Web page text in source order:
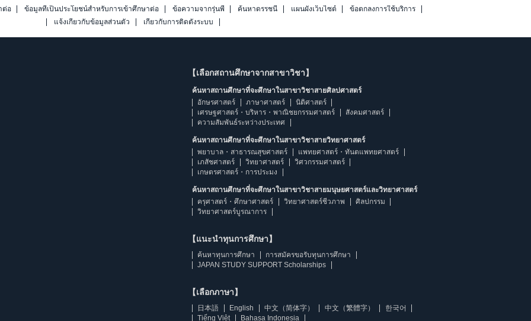
ต่อ ข้อมูลที่เป็นประโยชน์สำหรับการเข้าศึกษาต่อ ข้อความจากรุ่นพี่ ค้นหาดรรชนี แผนผังเว็บไซต์
ข้อตกลงการใช้บริการ
แจ้งเกี่ยวกับข้อมูลส่วนตัว
เกี่ยวกับการติดตั้งระบบ
【เลือกสถานศึกษาจากสาขาวิชา】
ค้นหาสถานศึกษาที่จะศึกษาในสาขาวิชาสายศิลปศาสตร์
อักษรศาสตร์
ภาษาศาสตร์
นิติศาสตร์
เศรษฐศาสตร์・บริหาร・พาณิชยกรรมศาสตร์
สังคมศาสตร์
ความสัมพันธ์ระหว่างประเทศ
ค้นหาสถานศึกษาที่จะศึกษาในสาขาวิชาสายวิทยาศาสตร์
พยาบาล・สาธารณสุขศาสตร์
แพทยศาสตร์・ทันตแพทยศาสตร์
เภสัชศาสตร์
วิทยาศาสตร์
วิศวกรรมศาสตร์
เกษตรศาสตร์・การประมง
ค้นหาสถานศึกษาที่จะศึกษาในสาขาวิชาสายมนุษยศาสตร์และวิทยาศาสตร์
ครุศาสตร์・ศึกษาศาสตร์
วิทยาศาสตร์ชีวภาพ
ศิลปกรรม
วิทยาศาสตร์บูรณาการ
【แนะนำทุนการศึกษา】
ค้นหาทุนการศึกษา
การสมัครขอรับทุนการศึกษา
JAPAN STUDY SUPPORT Scholarships
【เลือกภาษา】
日本語 English 中文（简体字） 中文（繁體字）
한국어
Tiếng Việt
Bahasa Indonesia